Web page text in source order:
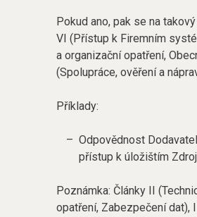
Pokud ano, pak se na
VI (Přístup k Firemním
a organizační opatření,
(Spolupráce, ověření a
Příklady:
Odpovědnost
přístup k úložištím
Poznámka: Články II
opatření, Zabezpečení dat),